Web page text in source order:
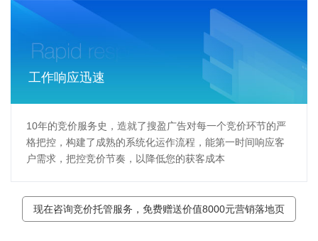
工作响应迅速
10年的竞价服务史，造就了搜盈广告对每一个竞价环节的严
格把控，构建了成熟的系统化运作流程，能第一时间响应客
户需求，把控竞价节奏，以降低您的获客成本
现在咨询竞价托管服务，免费赠送价值8000元营销落地页